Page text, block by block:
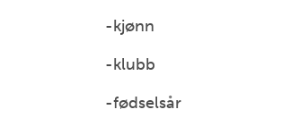
-kjønn
-klubb
-fødselsår